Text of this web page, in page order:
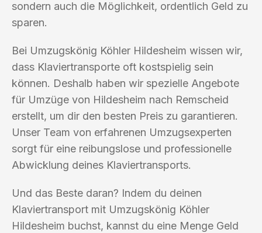
sondern auch die Möglichkeit, ordentlich Geld zu
sparen.
Bei Umzugskönig Köhler Hildesheim wissen wir,
dass Klaviertransporte oft kostspielig sein
können. Deshalb haben wir spezielle Angebote
für Umzüge von Hildesheim nach Remscheid
erstellt, um dir den besten Preis zu garantieren.
Unser Team von erfahrenen Umzugsexperten
sorgt für eine reibungslose und professionelle
Abwicklung deines Klaviertransports.
Und das Beste daran? Indem du deinen
Klaviertransport mit Umzugskönig Köhler
Hildesheim buchst, kannst du eine Menge Geld